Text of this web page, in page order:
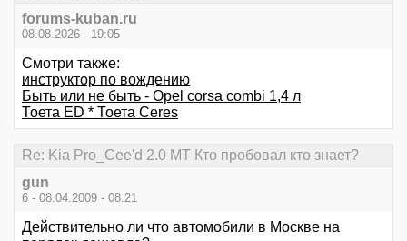
forums-kuban.ru
08.08.2026 - 19:05
Смотри также:
инструктор по вождению
Быть или не быть - Opel corsa combi 1,4 л
Тоета ED * Тоета Ceres
Re: Kia Pro_Cee'd 2.0 MT Кто пробовал кто знает?
gun
6 - 08.04.2009 - 08:21
Действительно ли что автомобили в Москве на